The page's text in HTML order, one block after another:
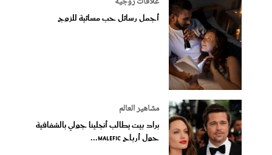
أجمل رسائل حب مسائية للزوج
مشاهير العالم
براد بيت يطالب أنجلينا جولي بالشفافية
حول أرباح Malefic...